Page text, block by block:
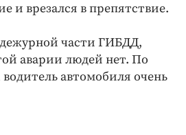
и врезался в препятствие.
части ГИБДД,
аварии людей нет. По
автомобиля очень